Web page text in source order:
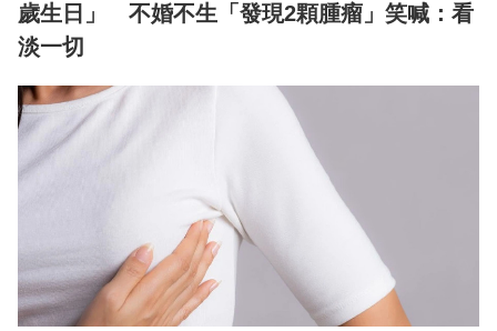
歲生日」 不婚不生「發現2顆腫瘤」笑喊：看
淡一切